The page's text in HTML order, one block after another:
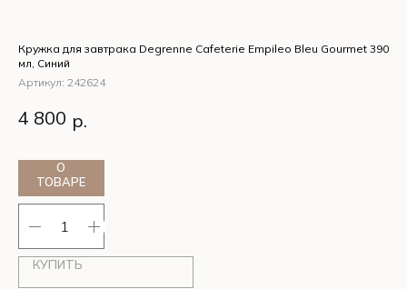
Кружка для завтрака Degrenne Cafeterie Empileo Bleu Gourmet 390
мл, Синий
Артикул: 242624
4 800 р.
О
ТОВАРЕ
КУПИТЬ